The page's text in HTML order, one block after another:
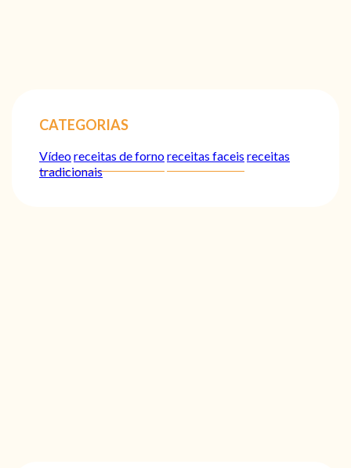
CATEGORIAS
Vídeoreceitas de fornoreceitas faceis receitas
tradicionais